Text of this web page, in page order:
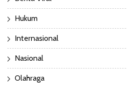
Hukum
Internasional
Nasional
Olahraga